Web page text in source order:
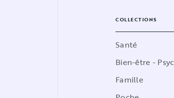
COLLECTIONS
Santé
Bien-être -
Famille